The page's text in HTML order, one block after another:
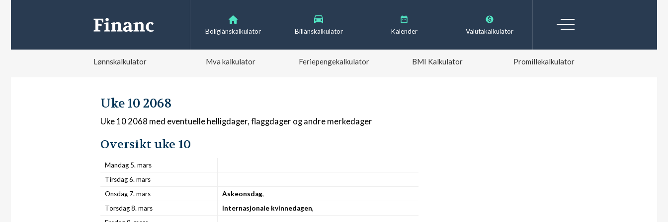
Boliglånskalkulator Billånskalkulator Kalender Valutakalkulator
Lønnskalkulator Mva kalkulator Feriepengekalkulator BMI Kalkulator Promillekalkulator
Uke 10 2068
Uke 10 2068 med eventuelle helligdager, flaggdager og andre merkedager
Oversikt uke 10
Mandag 5. mars
Tirsdag 6. mars
Onsdag 7. mars
Askeonsdag,
Torsdag 8. mars
Internasjonale kvinnedagen,